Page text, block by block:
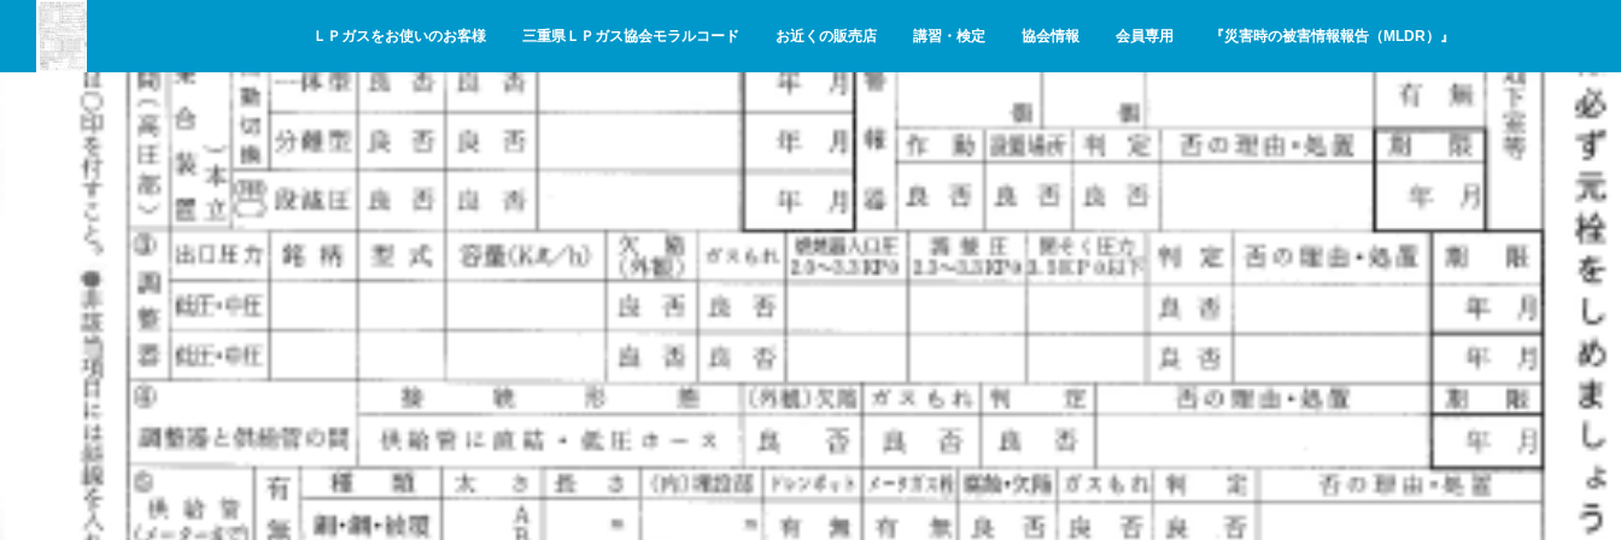
ＬＰガスをお使いのお客様 三重県ＬＰガス協会モラルコード お近くの販売店 講習・検定 協会情報 会員専用 『災害時の被害情報報告（MLDR）』